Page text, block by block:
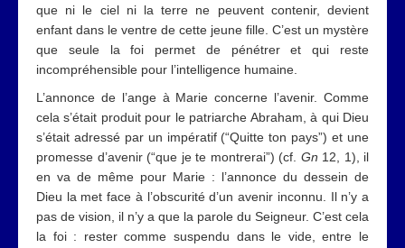
que ni le ciel ni la terre ne peuvent contenir, devient
enfant dans le ventre de cette jeune fille. C’est un mystère
que seule la foi permet de pénétrer et qui reste
incompréhensible pour l’intelligence humaine.
L’annonce de l’ange à Marie concerne l’avenir. Comme
cela s’était produit pour le patriarche Abraham, à qui Dieu
s’était adressé par un impératif (“Quitte ton pays”) et une
promesse d’avenir (“que je te montrerai”) (cf. Gn 12, 1), il
en va de même pour Marie : l’annonce du dessein de
Dieu la met face à l’obscurité d’un avenir inconnu. Il n’y a
pas de vision, il n’y a que la parole du Seigneur. C’est cela
la foi : rester comme suspendu dans le vide, entre le